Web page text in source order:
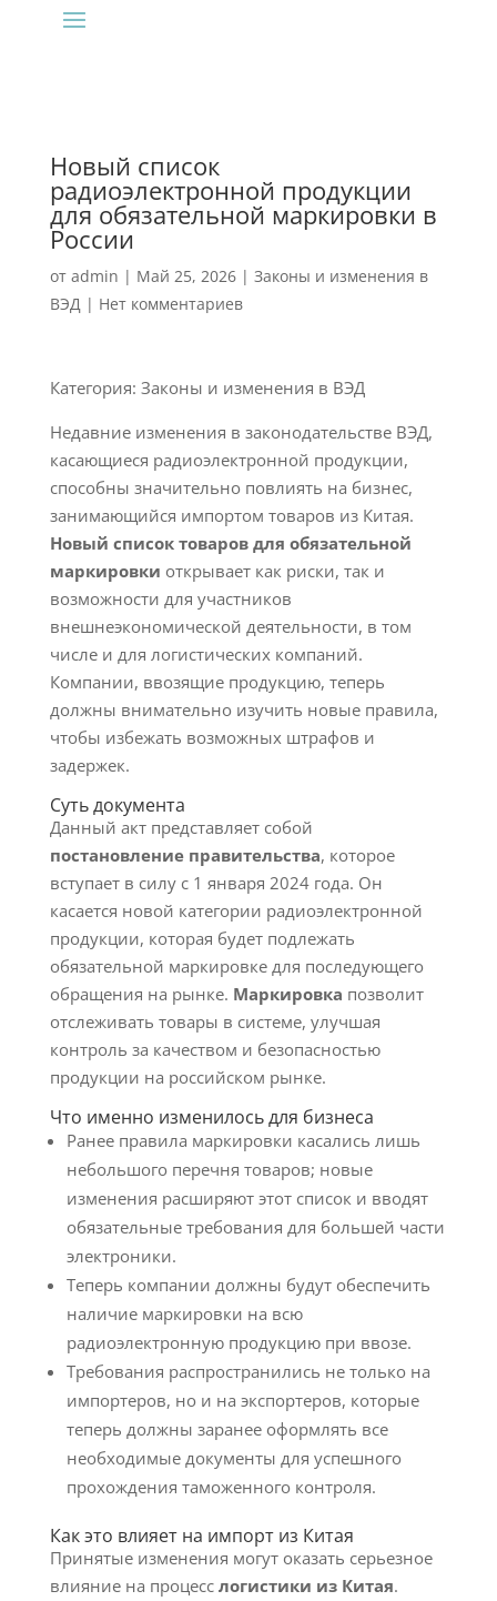
Новый список
радиоэлектронной продукции
для обязательной маркировки в
России
от admin | Май 25, 2026| Законы и изменения в
ВЭД| Нет комментариев
Категория: Законы и изменения в ВЭД
Недавние изменения в законодательстве ВЭД,
касающиеся радиоэлектронной продукции,
способны значительно повлиять на бизнес,
занимающийся импортом товаров из Китая.
Новый список товаров для обязательной
маркировки открывает как риски, так и
возможности для участников
внешнеэкономической деятельности, в том
числе и для логистических компаний.
Компании, ввозящие продукцию, теперь
должны внимательно изучить новые правила,
чтобы избежать возможных штрафов и
задержек.
Суть документа
Данный акт представляет собой
постановление правительства, которое
вступает в силу с 1 января 2024 года. Он
касается новой категории радиоэлектронной
продукции, которая будет подлежать
обязательной маркировке для последующего
обращения на рынке. Маркировка позволит
отслеживать товары в системе, улучшая
контроль за качеством и безопасностью
продукции на российском рынке.
Что именно изменилось для бизнеса
Ранее правила маркировки касались лишь
небольшого перечня товаров; новые
изменения расширяют этот список и вводят
обязательные требования для большей части
электроники.
Теперь компании должны будут обеспечить
наличие маркировки на всю
радиоэлектронную продукцию при ввозе.
Требования распространились не только на
импортеров, но и на экспортеров, которые
теперь должны заранее оформлять все
необходимые документы для успешного
прохождения таможенного контроля.
Как это влияет на импорт из Китая
Принятые изменения могут оказать серьезное
влияние на процесс логистики из Китая.